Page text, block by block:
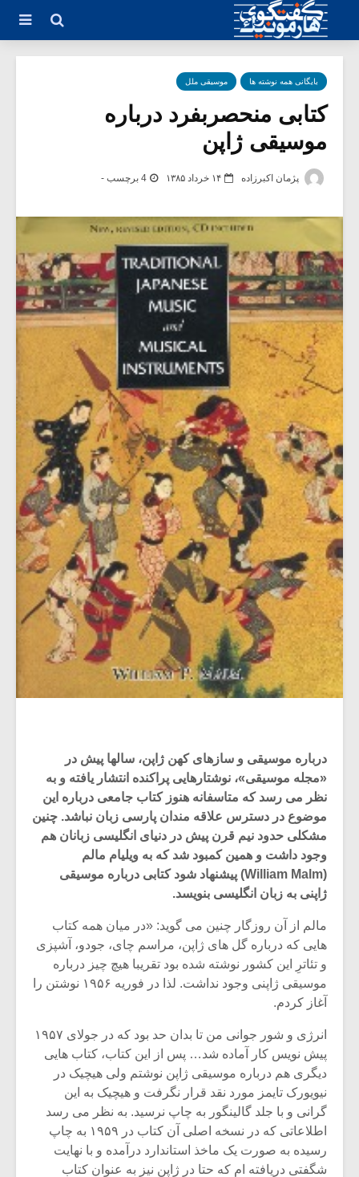
بایگانی همه نوشته ها موسیقی ملل
کتابی منحصربفرد درباره
موسیقی ژاپن
پژمان اکبرزاده ۱۴ خرداد ۱۳۸۵ 4 برچسب -
درباره موسیقی و سازهای کهن ژاپن، سالها پیش در
«مجله موسیقی»، نوشتارهایی پراکنده انتشار یافته و به
نظر می رسد که متاسفانه هنوز کتاب جامعی درباره این
موضوع در دسترس علاقه مندان پارسی زبان نباشد. چنین
مشکلی حدود نیم قرن پیش در دنیای انگلیسی زبانان هم
وجود داشت و همین کمبود شد که به ویلیام مالم
(William Malm) پیشنهاد شود کتابی درباره موسیقی
ژاپنی به زبان انگلیسی بنویسد.
مالم از آن روزگار چنین می گوید: «در میان همه کتاب
هایی که درباره گل های ژاپن، مراسم چای، جودو، آشپزی
و تئاترِ این کشور نوشته شده بود تقریبا هیچ چیز درباره
موسیقی ژاپنی وجود نداشت. لذا در فوریه ۱۹۵۶ نوشتن را
آغاز کردم.
انرژی و شور جوانی من تا بدان حد بود که در جولای ۱۹۵۷
پیش نویس کار آماده شد… پس از این کتاب، کتاب هایی
دیگری هم درباره موسیقی ژاپن نوشتم ولی هیچیک در
نیویورک تایمز مورد نقد قرار نگرفت و هیچیک به این
گرانی و با جلد گالینگور به چاپ نرسید. به نظر می رسد
اطلاعاتی که در نسخه اصلی آن کتاب در ۱۹۵۹ به چاپ
رسیده به صورت یک ماخذ استاندارد درآمده و با نهایت
شگفتی دریافته ام که حتا در ژاپن نیز به عنوان کتاب
میکلوش روژا
یادداشتی بر موسیقی
متن فیلم «متری
شیش و نیم»
اگر نمی توانی
مشهورترین باشی،
بدنام ترین باش
موسیقی